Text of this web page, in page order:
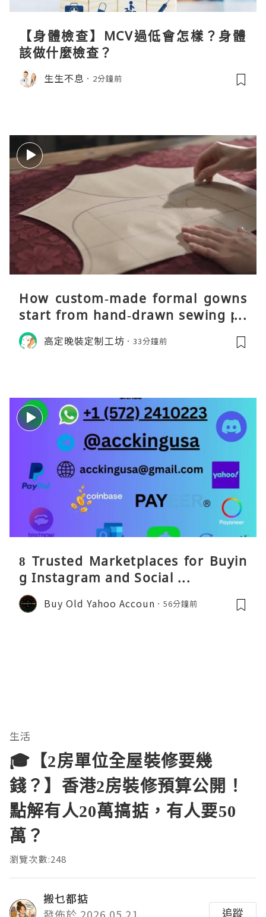
【身體檢查】MCV過低會怎樣？身體
該做什麼檢查？
生生不息 2分鐘前
How custom‑made formal gowns
start from hand‑drawn sewing pa
tterns
高定晚裝定制工坊 33分鐘前
8 Trusted Marketplaces for Buyin
g Instagram and Social ...
Buy Old Yahoo Accoun 56分鐘前
生活
🎓【2房單位全屋裝修要幾
錢？】香港2房裝修預算公開！
點解有人20萬搞掂，有人要50
萬？
瀏覽次數:248
搬乜都掂
發佈於 2026.05.21
追蹤